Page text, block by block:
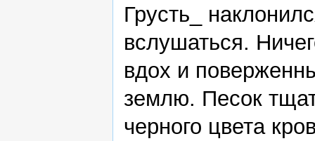
Грусть_
вслушаться.
вдох и
землю. Песок
черного цвета